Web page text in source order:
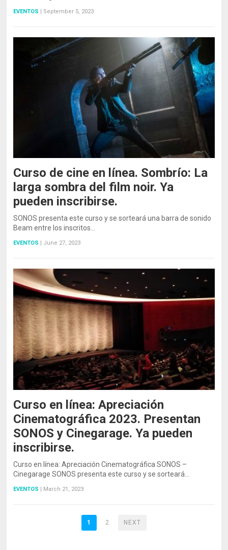
EVENTOS | September 5, 2023
Curso de cine en línea. Sombrío: La
larga sombra del film noir. Ya
pueden inscribirse.
SONOS presenta este curso y se sorteará una barra de sonido
Beam entre los inscritos…
EVENTOS June 27, 2023
Curso en línea: Apreciación
Cinematográfica 2023. Presentan
SONOS y Cinegarage. Ya pueden
inscribirse.
Curso en línea: Apreciación Cinematográfica SONOS –
Cinegarage SONOS presenta este curso y se sorteará…
EVENTOS | March 21, 2023
1 2 NEXT